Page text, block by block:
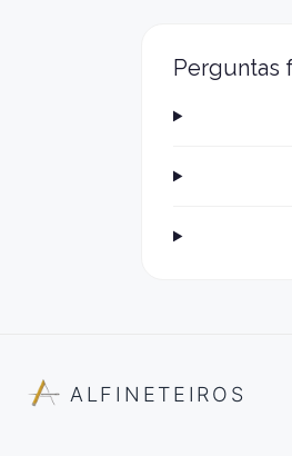
Perguntas
ALFINETEIROS